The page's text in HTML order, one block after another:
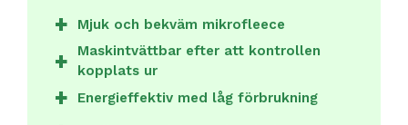
Mjuk och bekväm mikrofleece
Maskintvättbar efter att kontrollen
kopplats ur
Energieffektiv med låg förbrukning